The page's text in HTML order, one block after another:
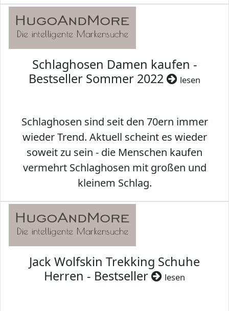
Schlaghosen Damen kaufen -
Bestseller Sommer 2022
lesen
Schlaghosen sind seit den 70ern immer
wieder Trend. Aktuell scheint es wieder
soweit zu sein - die Menschen kaufen
vermehrt Schlaghosen mit großen und
kleinem Schlag.
Jack Wolfskin Trekking Schuhe
Herren - Bestseller
lesen